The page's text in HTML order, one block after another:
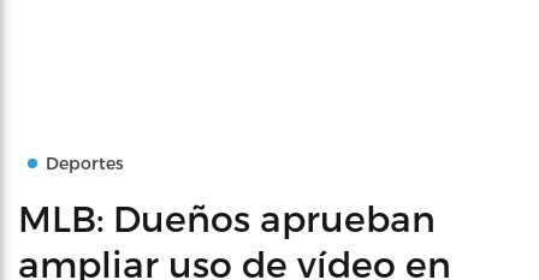
Deportes
MLB: Dueños aprueban
ampliar uso de vídeo en